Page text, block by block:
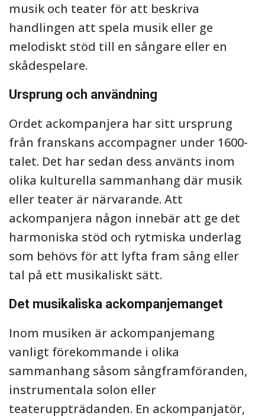
musik och teater för att beskriva
handlingen att spela musik eller ge
melodiskt stöd till en sångare eller en
skådespelare.
Ursprung och användning
Ordet ackompanjera har sitt ursprung
från franskans accompagner under 1600-
talet. Det har sedan dess använts inom
olika kulturella sammanhang där musik
eller teater är närvarande. Att
ackompanjera någon innebär att ge det
harmoniska stöd och rytmiska underlag
som behövs för att lyfta fram sång eller
tal på ett musikaliskt sätt.
Det musikaliska ackompanjemanget
Inom musiken är ackompanjemang
vanligt förekommande i olika
sammanhang såsom sångframföranden,
instrumentala solon eller
teateruppträdanden. En ackompanjatör,